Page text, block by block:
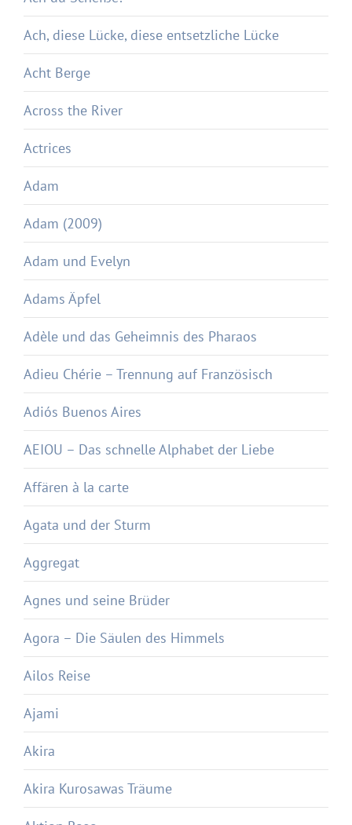
Ach, diese Lücke, diese entsetzliche Lücke
Acht Berge
Across the River
Actrices
Adam
Adam (2009)
Adam und Evelyn
Adams Äpfel
Adèle und das Geheimnis des Pharaos
Adieu Chérie – Trennung auf Französisch
Adiós Buenos Aires
AEIOU – Das schnelle Alphabet der Liebe
Affären à la carte
Agata und der Sturm
Aggregat
Agnes und seine Brüder
Agora – Die Säulen des Himmels
Ailos Reise
Ajami
Akira
Akira Kurosawas Träume